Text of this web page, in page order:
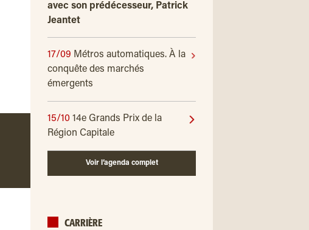
avec son prédécesseur, Patrick
Jeantet
17/09 Métros automatiques. À la
conquête des marchés
émergents
15/10 14e Grands Prix de la
Région Capitale
Voir l’agenda complet
CARRIÈRE